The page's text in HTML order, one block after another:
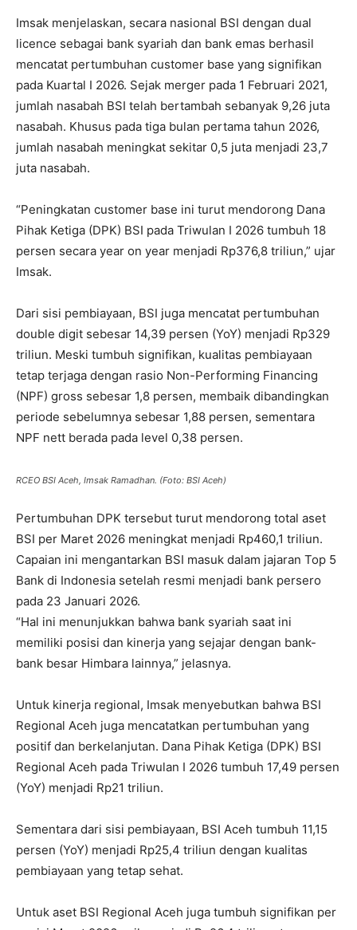
Imsak menjelaskan, secara nasional BSI dengan dual
licence sebagai bank syariah dan bank emas berhasil
mencatat pertumbuhan customer base yang signifikan
pada Kuartal I 2026. Sejak merger pada 1 Februari 2021,
jumlah nasabah BSI telah bertambah sebanyak 9,26 juta
nasabah. Khusus pada tiga bulan pertama tahun 2026,
jumlah nasabah meningkat sekitar 0,5 juta menjadi 23,7
juta nasabah.
“Peningkatan customer base ini turut mendorong Dana
Pihak Ketiga (DPK) BSI pada Triwulan I 2026 tumbuh 18
persen secara year on year menjadi Rp376,8 triliun,” ujar
Imsak.
Dari sisi pembiayaan, BSI juga mencatat pertumbuhan
double digit sebesar 14,39 persen (YoY) menjadi Rp329
triliun. Meski tumbuh signifikan, kualitas pembiayaan
tetap terjaga dengan rasio Non-Performing Financing
(NPF) gross sebesar 1,8 persen, membaik dibandingkan
periode sebelumnya sebesar 1,88 persen, sementara
NPF nett berada pada level 0,38 persen.
RCEO BSI Aceh, Imsak Ramadhan. (Foto: BSI Aceh)
Pertumbuhan DPK tersebut turut mendorong total aset
BSI per Maret 2026 meningkat menjadi Rp460,1 triliun.
Capaian ini mengantarkan BSI masuk dalam jajaran Top 5
Bank di Indonesia setelah resmi menjadi bank persero
pada 23 Januari 2026.
“Hal ini menunjukkan bahwa bank syariah saat ini
memiliki posisi dan kinerja yang sejajar dengan bank-
bank besar Himbara lainnya,” jelasnya.
Untuk kinerja regional, Imsak menyebutkan bahwa BSI
Regional Aceh juga mencatatkan pertumbuhan yang
positif dan berkelanjutan. Dana Pihak Ketiga (DPK) BSI
Regional Aceh pada Triwulan I 2026 tumbuh 17,49 persen
(YoY) menjadi Rp21 triliun.
Sementara dari sisi pembiayaan, BSI Aceh tumbuh 11,15
persen (YoY) menjadi Rp25,4 triliun dengan kualitas
pembiayaan yang tetap sehat.
Untuk aset BSI Regional Aceh juga tumbuh signifikan per